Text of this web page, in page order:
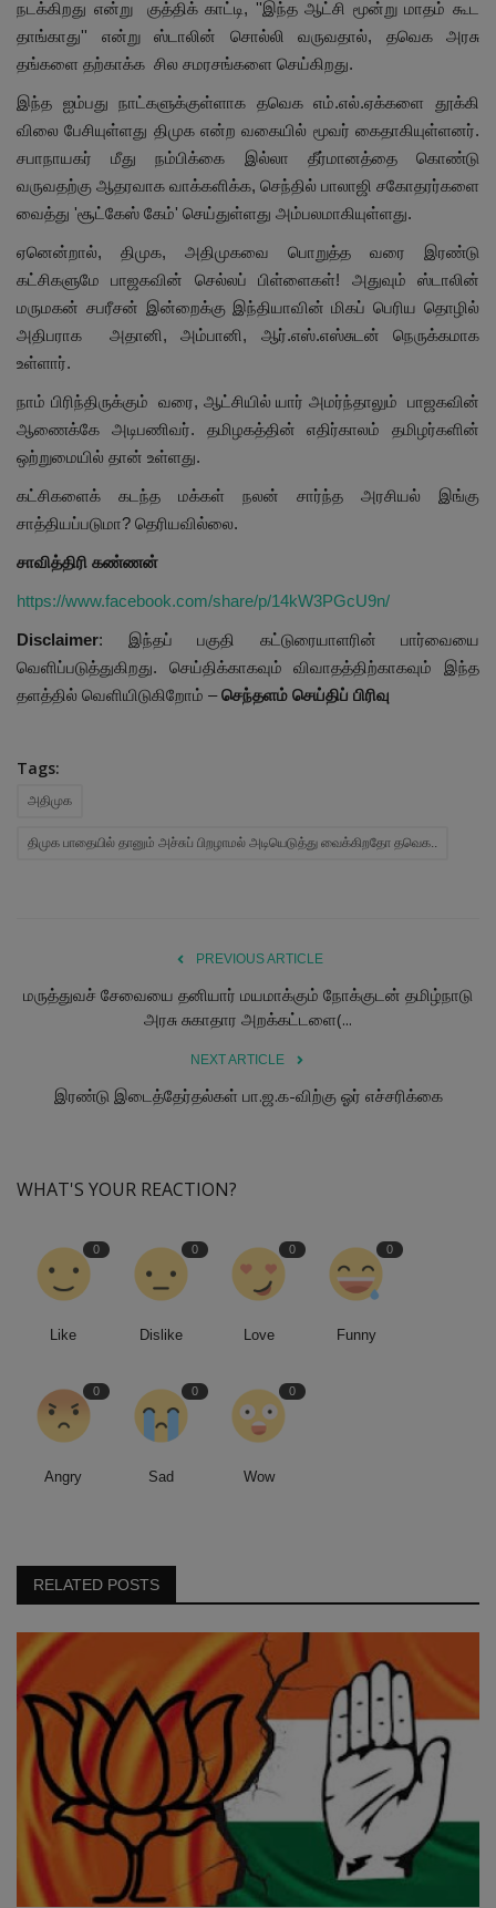
நடக்கிறது என்று குத்திக் காட்டி, ''இந்த ஆட்சி மூன்று மாதம் கூட
தாங்காது'' என்று ஸ்டாலின் சொல்லி வருவதால், தவெக அரசு
தங்களை தற்காக்க சில சமரசங்களை செய்கிறது.
இந்த ஐம்பது நாட்களுக்குள்ளாக தவெக எம்.எல்.ஏக்களை தூக்கி
விலை பேசியுள்ளது திமுக என்ற வகையில் மூவர் கைதாகியுள்ளனர்.
சபாநாயகர் மீது நம்பிக்கை இல்லா தீர்மானத்தை கொண்டு
வருவதற்கு ஆதரவாக வாக்களிக்க, செந்தில் பாலாஜி சகோதரர்களை
வைத்து 'சூட்கேஸ் கேம்' செய்துள்ளது அம்பலமாகியுள்ளது.
ஏனென்றால், திமுக, அதிமுகவை பொறுத்த வரை இரண்டு
கட்சிகளுமே பாஜகவின் செல்லப் பிள்ளைகள்! அதுவும் ஸ்டாலின்
மருமகன் சபரீசன் இன்றைக்கு இந்தியாவின் மிகப் பெரிய தொழில்
அதிபராக அதானி, அம்பானி, ஆர்.எஸ்.எஸ்சுடன் நெருக்கமாக
உள்ளார்.
நாம் பிரிந்திருக்கும் வரை, ஆட்சியில் யார் அமர்ந்தாலும் பாஜகவின்
ஆணைக்கே அடிபணிவர். தமிழகத்தின் எதிர்காலம் தமிழர்களின்
ஒற்றுமையில் தான் உள்ளது.
கட்சிகளைக் கடந்த மக்கள் நலன் சார்ந்த அரசியல் இங்கு
சாத்தியப்படுமா? தெரியவில்லை.
சாவித்திரி கண்ணன்
https://www.facebook.com/share/p/14kW3PGcU9n/
Disclaimer: இந்தப் பகுதி கட்டுரையாளரின் பார்வையை
வெளிப்படுத்துகிறது. செய்திக்காகவும் விவாதத்திற்காகவும் இந்த
தளத்தில் வெளியிடுகிறோம் –செந்தளம் செய்திப் பிரிவு
Tags:
அதிமுக
திமுக பாதையில் தானும் அச்சுப் பிறழாமல் அடியெடுத்து வைக்கிறதோ தவெக..
PREVIOUS ARTICLE
மருத்துவச் சேவையை தனியார் மயமாக்கும் நோக்குடன் தமிழ்நாடு
அரசு சுகாதார அறக்கட்டளை(...
NEXT ARTICLE
இரண்டு இடைத்தேர்தல்கள் பா.ஜ.க-விற்கு ஓர் எச்சரிக்கை
WHAT'S YOUR REACTION?
0
Like
0
Dislike
0
Love
0
Funny
0
Angry
0
Sad
0
Wow
RELATED POSTS